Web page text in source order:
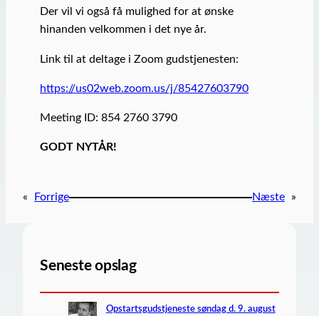
Der vil vi også få mulighed for at ønske
hinanden velkommen i det nye år.
Link til at deltage i Zoom gudstjenesten:
https://us02web.zoom.us/j/85427603790
Meeting ID: 854 2760 3790
GODT NYTÅR!
« Forrige Næste »
Seneste opslag
Opstartsgudstjeneste søndag d. 9. august